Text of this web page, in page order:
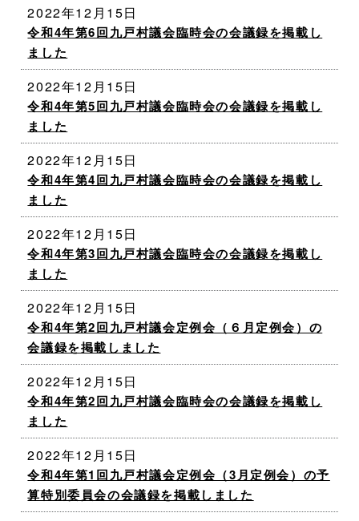
2022年12月15日
令和4年第6回九戸村議会臨時会の会議録を掲載し
ました
2022年12月15日
令和4年第5回九戸村議会臨時会の会議録を掲載し
ました
2022年12月15日
令和4年第4回九戸村議会臨時会の会議録を掲載し
ました
2022年12月15日
令和4年第3回九戸村議会臨時会の会議録を掲載し
ました
2022年12月15日
令和4年第2回九戸村議会定例会（６月定例会）の
会議録を掲載しました
2022年12月15日
令和4年第2回九戸村議会臨時会の会議録を掲載し
ました
2022年12月15日
令和4年第1回九戸村議会定例会（3月定例会）の予
算特別委員会の会議録を掲載しました